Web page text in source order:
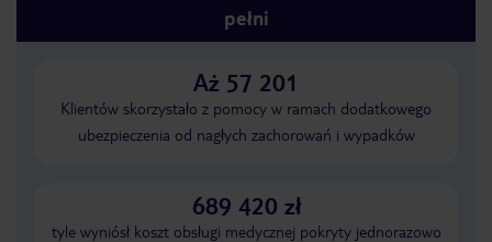
pełni
Aż 57 201
Klientów skorzystało z pomocy w ramach dodatkowego
ubezpieczenia od nagłych zachorowań i wypadków
689 420 zł
tyle wyniósł koszt obsługi medycznej pokryty jednorazowo